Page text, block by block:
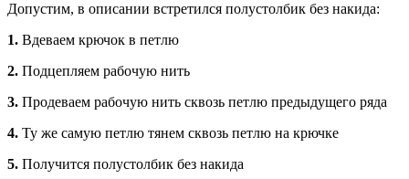
Допустим, в описании встретился полустолбик без накида:
1. Вдеваем крючок в петлю
2. Подцепляем рабочую нить
3. Продеваем рабочую нить сквозь петлю предыдущего ряда
4. Ту же самую петлю тянем сквозь петлю на крючке
5. Получится полустолбик без накида